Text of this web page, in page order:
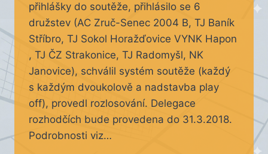
přihlášky do soutěže, přihlásilo se 6
družstev (AC Zruč-Senec 2004 B, TJ Baník
Stříbro, TJ Sokol Horažďovice VYNK Hapon
, TJ ČZ Strakonice, TJ Radomyšl, NK
Janovice), schválil systém soutěže (každý
s každým dvoukolově a nadstavba play
off), provedl rozlosování. Delegace
rozhodčích bude provedena do 31.3.2018.
Podrobnosti viz…